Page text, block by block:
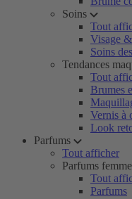
Soins
Tout
Visage
Soins
Tendances
Tout
Brumes
Vernis à
Look
Parfums
Tout afficher
Parfums femme
Tout
Parfums